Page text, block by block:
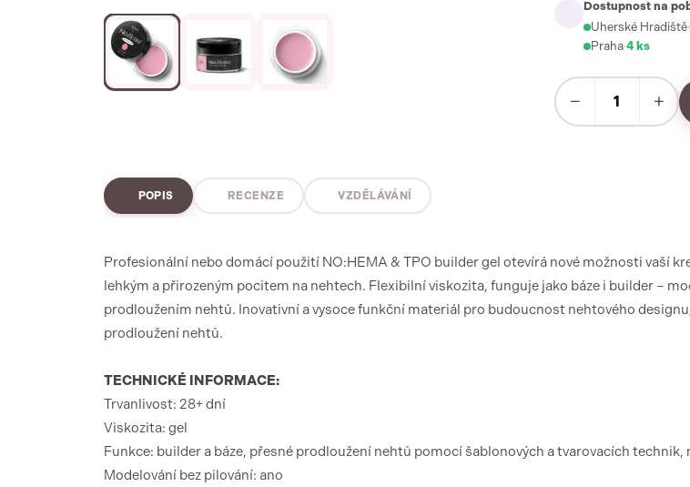
Dostupnost na
Uherské Hradiště·
Praha·4 ks
− +
POPIS RECENZE VZDĚLÁVÁNÍ
Profesionální nebo domácí použití NO:HEMA & TPO builder gel otevírá nové možnosti vaší
lehkým a přirozeným pocitem na nehtech. Flexibilní viskozita, funguje jako báze i builder –
prodloužením nehtů. Inovativní a vysoce funkční materiál pro budoucnost nehtového
prodloužení nehtů.
TECHNICKÉ INFORMACE:
Trvanlivost: 28+ dní
Viskozita: gel
Funkce: builder a báze, přesné prodloužení nehtů pomocí šablonových a tvarovacích technik,
Modelování bez pilování: ano